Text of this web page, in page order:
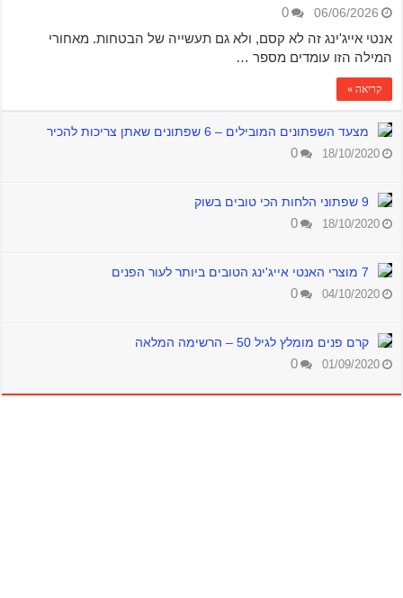
06/06/2026
0
אנטי אייג'ינג זה לא קסם, ולא גם תעשייה של הבטחות. מאחורי
המילה הזו עומדים מספר …
קריאה »
מצעד השפתונים המובילים – 6 שפתונים שאתן צריכות להכיר
18/10/2020
0
9 שפתוני הלחות הכי טובים בשוק
18/10/2020
0
7 מוצרי האנטי אייג'ינג הטובים ביותר לעור הפנים
04/10/2020
0
קרם פנים מומלץ לגיל 50 – הרשימה המלאה
01/09/2020
0